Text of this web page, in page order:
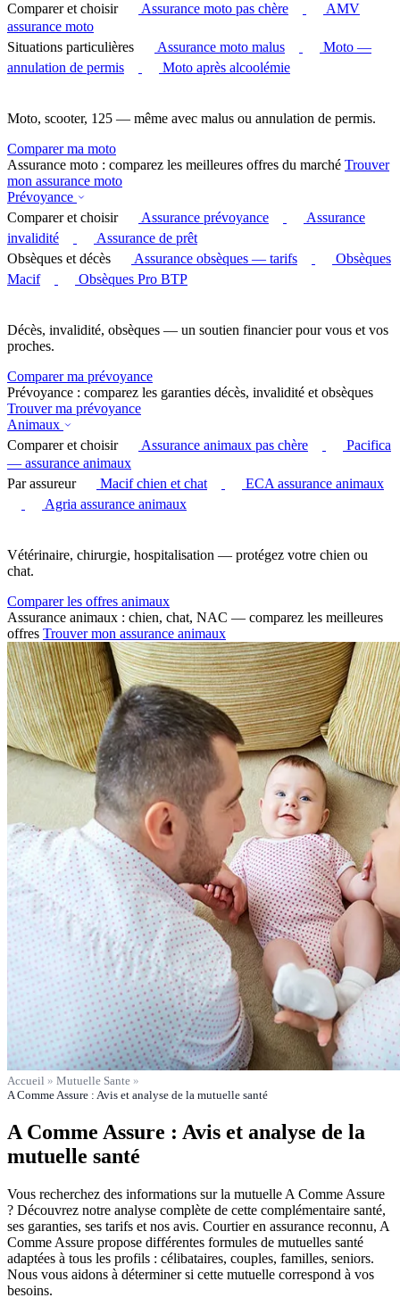
Comparer et choisir
Assurance moto pas chère
AMV
assurance moto
Situations particulières
Assurance moto malus
Moto —
annulation de permis
Moto après alcoolémie
Moto, scooter, 125 — même avec malus ou annulation de permis.
Comparer ma moto
Assurance moto : comparez les meilleures offres du marché Trouver
mon assurance moto
Prévoyance
Comparer et choisir
Assurance prévoyance
Assurance
invalidité
Assurance de prêt
Obsèques et décès
Assurance obsèques — tarifs
Obsèques
Macif
Obsèques Pro BTP
Décès, invalidité, obsèques — un soutien financier pour vous et vos
proches.
Comparer ma prévoyance
Prévoyance : comparez les garanties décès, invalidité et obsèques
Trouver ma prévoyance
Animaux
Comparer et choisir
Assurance animaux pas chère
Pacifica
— assurance animaux
Par assureur
Macif chien et chat
ECA assurance animaux
Agria assurance animaux
Vétérinaire, chirurgie, hospitalisation — protégez votre chien ou
chat.
Comparer les offres animaux
Assurance animaux : chien, chat, NAC — comparez les meilleures
offres Trouver mon assurance animaux
Accueil » Mutuelle Sante »
A Comme Assure : Avis et analyse de la mutuelle santé
A Comme Assure : Avis et analyse de la
mutuelle santé
Vous recherchez des informations sur la mutuelle A Comme Assure
? Découvrez notre analyse complète de cette complémentaire santé,
ses garanties, ses tarifs et nos avis. Courtier en assurance reconnu, A
Comme Assure propose différentes formules de mutuelles santé
adaptées à tous les profils : célibataires, couples, familles, seniors.
Nous vous aidons à déterminer si cette mutuelle correspond à vos
besoins.